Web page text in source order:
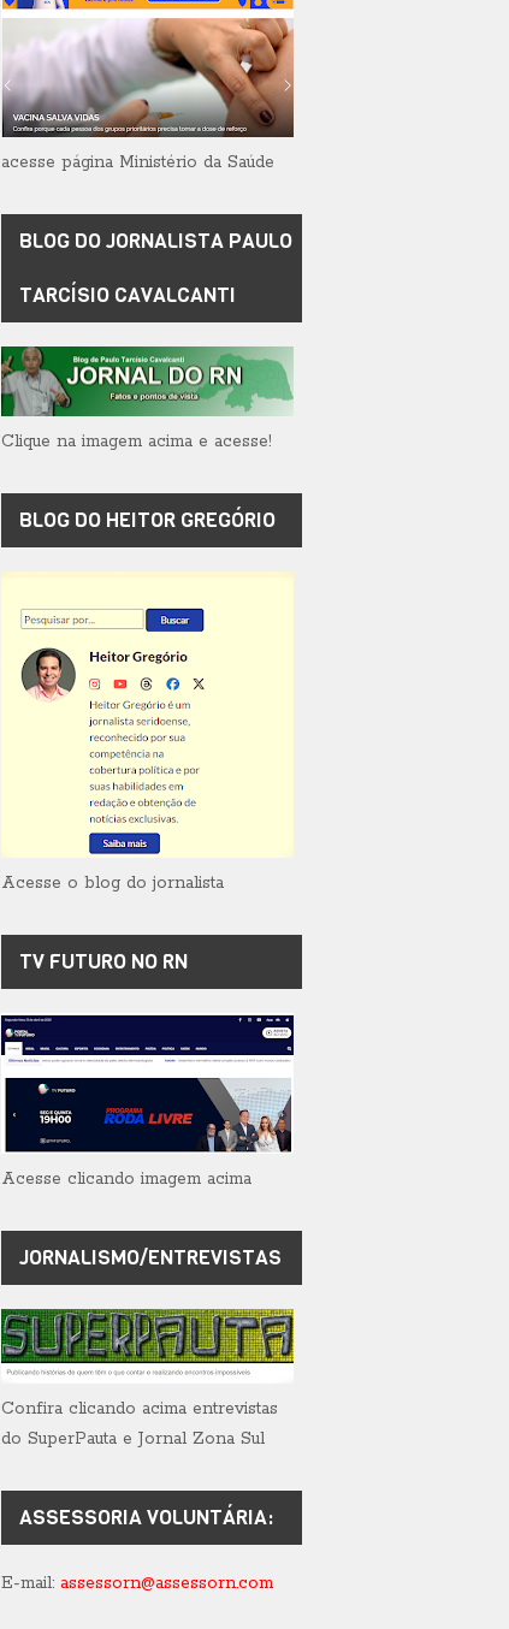
acesse página Ministério da Saúde
BLOG DO JORNALISTA PAULO
TARCÍSIO CAVALCANTI
Clique na imagem acima e acesse!
BLOG DO HEITOR GREGÓRIO
Acesse o blog do jornalista
TV FUTURO NO RN
Acesse clicando imagem acima
JORNALISMO/ENTREVISTAS
Confira clicando acima entrevistas
do SuperPauta e Jornal Zona Sul
ASSESSORIA VOLUNTÁRIA:
E-mail: assessorn@assessorn.com